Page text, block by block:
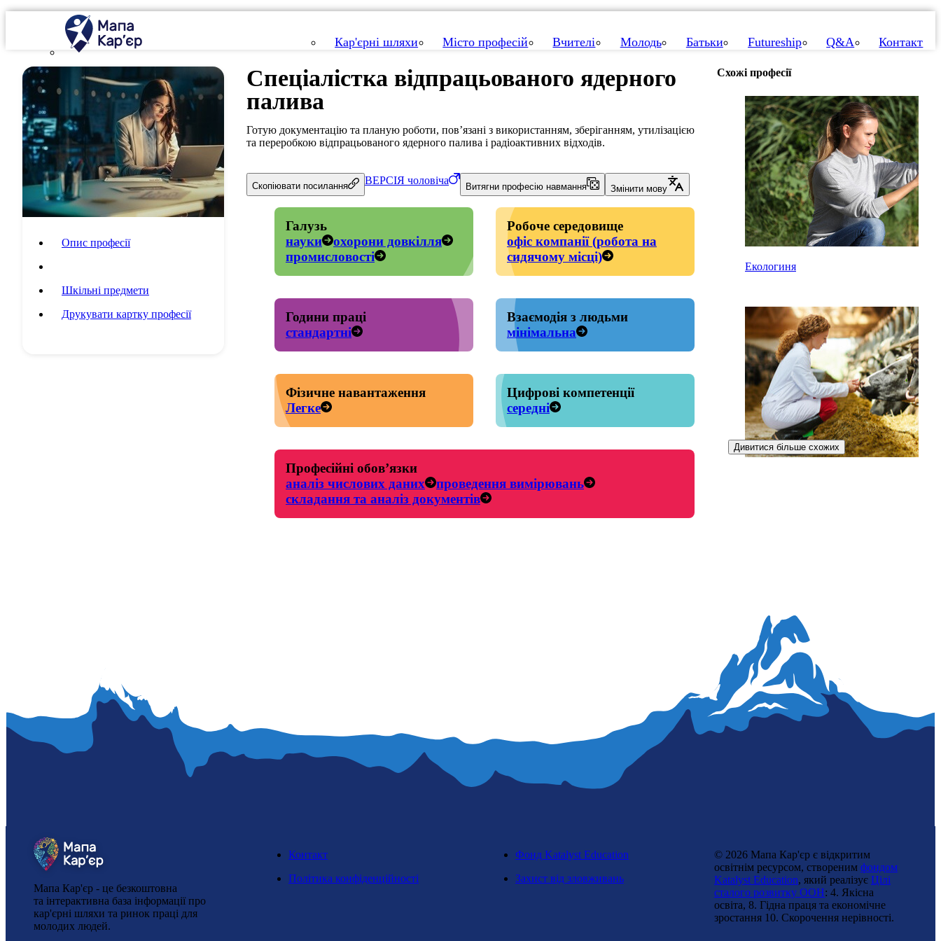
Кар'єрні шляхи Місто професій Вчителі Молодь Батьки Futureship Q&A Контакт
Опис професії
Шкільні предмети
Друкувати картку професії
Спеціалістка відпрацьованого ядерного
палива
Готую документацію та планую роботи, пов’язані з використанням, зберіганням, утилізацією
та переробкою відпрацьованого ядерного палива і радіоактивних відходів.
Скопіювати посилання ВЕРСІЯ чоловіча
Витягни професію навмання Змінити мову
Галузь
науки
охорони довкілля
промисловості
Робоче середовище
офіс компанії (робота на
сидячому місці)
Години праці
стандартні
Взаємодія з людьми
мінімальна
Фізичне навантаження
Легке
Цифрові компетенції
середні
Професійні обов’язки
аналіз числових даних
проведення вимірювань
складання та аналіз документів
Схожі професії
Екологиня
Лаборантка хімічного аналізу
Демографка
Дивитися більше схожих
Мапа Кар'єр - це безкоштовна
та інтерактивна база інформації про
кар'єрні шляхи та ринок праці для
молодих людей.
Контакт
Політика конфіденційності
Фонд Katalyst Education
Захист від зловживань
© 2026 Мапа Кар'єр є відкритим
освітнім ресурсом, створеним фондом
Katalyst Education, який реалізує Цілі
сталого розвитку ООН: 4. Якісна
освіта, 8. Гідна праця та економічне
зростання 10. Cкорочення нерівності.